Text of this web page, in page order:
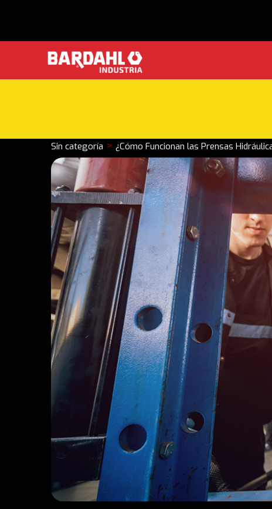
Sin categoría > ¿Cómo Funcionan las Prensas